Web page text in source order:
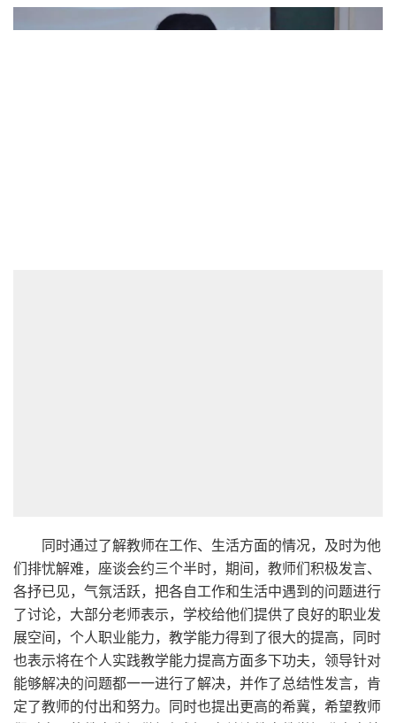
同时通过了解教师在工作、生活方面的情况，及时为他
们排忧解难，座谈会约三个半时，期间，教师们积极发言、
各抒已见，气氛活跃，把各自工作和生活中遇到的问题进行
了讨论，大部分老师表示，学校给他们提供了良好的职业发
展空间，个人职业能力，教学能力得到了很大的提高，同时
也表示将在个人实践教学能力提高方面多下功夫，领导针对
能够解决的问题都一一进行了解决，并作了总结性发言，肯
定了教师的付出和努力。同时也提出更高的希冀，希望教师